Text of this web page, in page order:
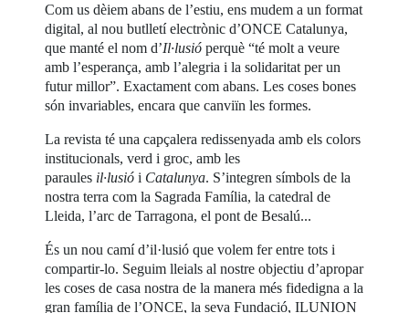
Com us dèiem abans de l’estiu, ens mudem a un format
digital, al nou butlletí electrònic d’ONCE Catalunya,
que manté el nom d’Il·lusióperquè “té molt a veure
amb l’esperança, amb l’alegria i la solidaritat per un
futur millor”. Exactament com abans. Les coses bones
són invariables, encara que canviïn les formes.
La revista té una capçalera redissenyada amb els colors
institucionals, verd i groc, amb les
paraules il·lusió i Catalunya. S’integren símbols de la
nostra terra com la Sagrada Família, la catedral de
Lleida, l’arc de Tarragona, el pont de Besalú...
És un nou camí d’il·lusió que volem fer entre tots i
compartir-lo. Seguim lleials al nostre objectiu d’apropar
les coses de casa nostra de la manera més fidedigna a la
gran família de l’ONCE, la seva Fundació, ILUNION